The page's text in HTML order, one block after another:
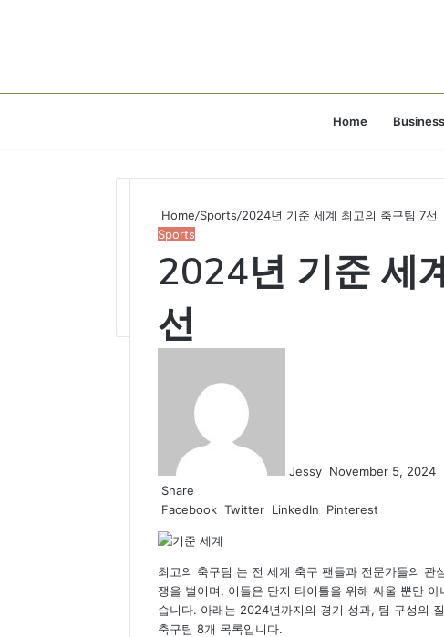
Home Business
Home/Sports/2024년 기준 세계 최고의 축구팀 7선
Sports
2024년 기준 세
선
Jessy November 5, 2024
Share
Facebook Twitter LinkedIn Pinterest
최고의 축구팀 는 전 세계 축구 팬들과 전문가들의 관
쟁을 벌이며, 이들은 단지 타이틀을 위해 싸울 뿐만
습니다. 아래는 2024년까지의 경기 성과, 팀 구성의
축구팀 8개 목록입니다.